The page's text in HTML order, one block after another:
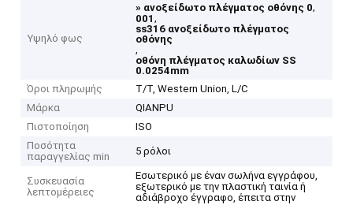
Υψηλό φως
» ανοξείδωτο πλέγματος οθόνης 0,
001,
ss316 ανοξείδωτο πλέγματος
οθόνης
,
οθόνη πλέγματος καλωδίων SS
0.0254mm
Όροι πληρωμής
T/T, Western Union, L/C
Μάρκα
QIANPU
Πιστοποίηση
ISO
Ποσότητα
παραγγελίας min
5 ρόλοι
Συσκευασία
λεπτομέρειες
Εσωτερικό με έναν σωλήνα εγγράφου,
εξωτερικό με την πλαστική ταινία ή
αδιάβροχο έγγραφο, έπειτα στην